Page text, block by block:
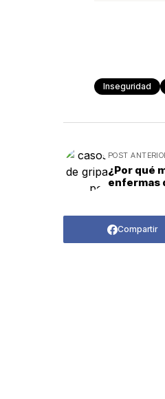
Inseguridad
POST
¿Por qué
enfermas
Compartir